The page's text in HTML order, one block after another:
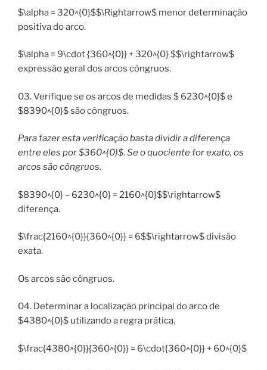
$\alpha = 320^{0}$$\Rightarrow$ menor determinação
positiva do arco.
$\alpha = 9\cdot {360^{0}} + 320^{0} $$\rightarrow$
expressão geral dos arcos côngruos.
03. Verifique se os arcos de medidas $ 6230^{0}$ e
$8390^{0}$ são côngruos.
Para fazer esta verificação basta dividir a diferença
entre eles por $360^{0}$.Se o quociente for exato, os
arcos são côngruos.
$8390^{0} – 6230^{0} = 2160^{0}$$\rightarrow$
diferença.
$\frac{2160^{0}}{360^{0}} = 6$$\rightarrow$ divisão
exata.
Os arcos são côngruos.
04. Determinar a localização principal do arco de
$4380^{0}$ utilizando a regra prática.
$\frac{4380^{0}}{360^{0}} = 6\cdot{360^{0}} + 60^{0}$